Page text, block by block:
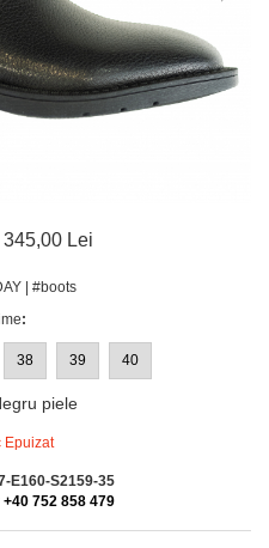
345,00 Lei
| #boots
:
38 39 40
piele
Epuizat
E160-S2159-35
+40 752 858 479